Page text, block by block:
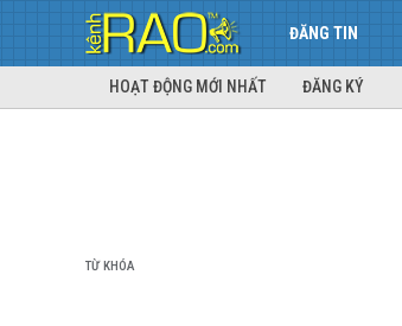
ĐĂNG TIN
HOẠT ĐỘNG MỚI NHẤT ĐĂNG KÝ
TỪ KHÓA